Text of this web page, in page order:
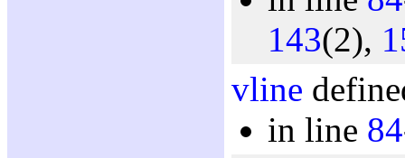
143(2),
vline
in line 84